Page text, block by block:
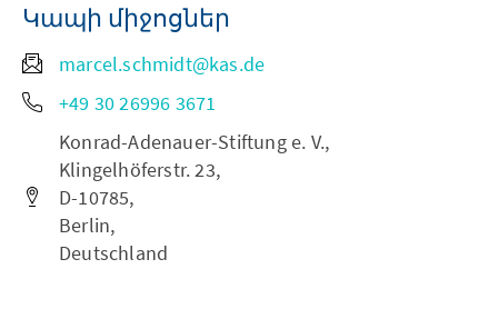
Կապի միջոցներ
marcel.schmidt@kas.de
+49 30 26996 3671
Konrad-Adenauer-Stiftung e. V.,
Klingelhöferstr. 23,
D-10785,
Berlin,
Deutschland